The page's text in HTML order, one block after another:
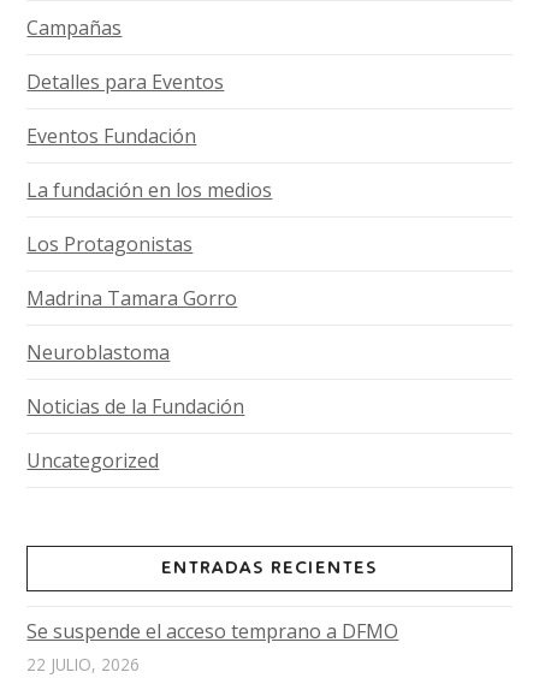
Campañas
Detalles para Eventos
Eventos Fundación
La fundación en los medios
Los Protagonistas
Madrina Tamara Gorro
Neuroblastoma
Noticias de la Fundación
Uncategorized
ENTRADAS RECIENTES
Se suspende el acceso temprano a DFMO
22 JULIO, 2026